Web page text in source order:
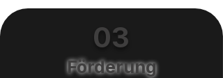
03
Förderung